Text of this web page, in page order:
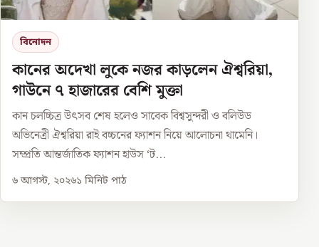
বিনোদন
কানের অদেখা লুকে নজর কাড়লেন ঐশ্বরিয়া,
গাউনে ৭ হাজারের বেশি মুক্তা
কান চলচ্চিত্র উৎসব শেষ হলেও সাবেক বিশ্বসুন্দরী ও বলিউড
অভিনেত্রী ঐশ্বরিয়া রাই বচ্চনের ফ্যাশন নিয়ে আলোচনা থামেনি।
সম্প্রতি আন্তর্জাতিক ফ্যাশন হাউস ‘ট...
৬ আগস্ট, ২০২৬১ মিনিট পাঠ